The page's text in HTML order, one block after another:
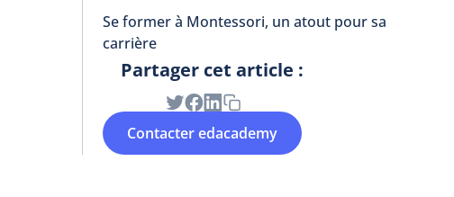
Se former à Montessori, un atout pour sa
carrière
Partager cet article :
Contacter edacademy